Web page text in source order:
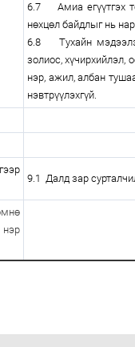
6.7 Амиа егүүтгэх
нөхцөл байдлыг нь
6.8 Тухайн
золиос, хүчирхийлэл,
нэр, ажил, албан
нэвтрүүлэхгүй.
9.1 Далд зар
нэр